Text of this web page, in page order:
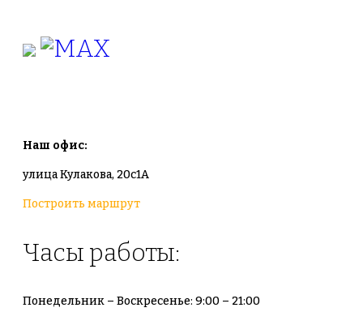
Наш офис:
улица Кулакова, 20с1А
Построить маршрут
Часы работы:
Понедельник – Воскресенье: 9:00 – 21:00